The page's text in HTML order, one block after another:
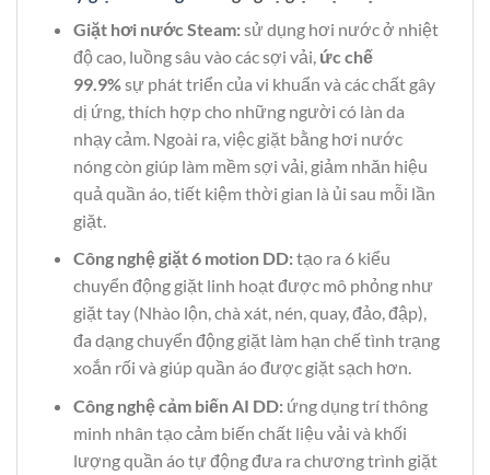
Giặt hơi nước Steam:sử dụng hơi nước ở nhiệt
độ cao, luồng sâu vào các sợi vải, ức chế
99.9%sự phát triển của vi khuẩn và các chất gây
dị ứng, thích hợp cho những người có làn da
nhạy cảm. Ngoài ra, việc giặt bằng hơi nước
nóng còn giúp làm mềm sợi vải, giảm nhăn hiệu
quả quần áo, tiết kiệm thời gian là ủi sau mỗi lần
giặt.
Công nghệ giặt 6 motion DD:tạo ra 6 kiểu
chuyển động giặt linh hoạt được mô phỏng như
giặt tay (Nhào lộn, chà xát, nén, quay, đảo, đập),
đa dạng chuyển động giặt làm hạn chế tình trạng
xoắn rối và giúp quần áo được giặt sạch hơn.
Công nghệ cảm biến AI DD:ứng dụng trí thông
minh nhân tạo cảm biến chất liệu vải và khối
lượng quần áo tự động đưa ra chương trình giặt